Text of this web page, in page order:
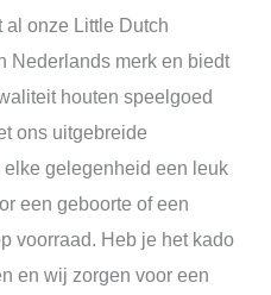
onze Little Dutch
Nederlands merk en biedt
houten speelgoed
ons uitgebreide
gelegenheid een leuk
een geboorte of een
voorraad. Heb je het kado
en wij zorgen voor een